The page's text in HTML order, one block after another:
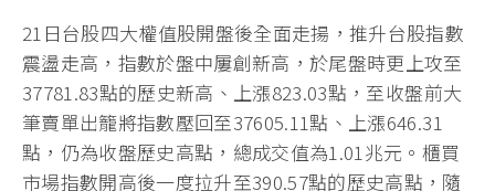
21日台股四大權值股開盤後全面走揚，推升台股指數
震盪走高，指數於盤中屢創新高，於尾盤時更上攻至
37781.83點的歷史新高、上漲823.03點，至收盤前大
筆賣單出籠將指數壓回至37605.11點、上漲646.31
點，仍為收盤歷史高點，總成交值為1.01兆元。櫃買
市場指數開高後一度拉升至390.57點的歷史高點，隨